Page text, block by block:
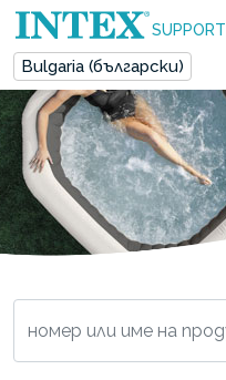
SUPPORT
Bulgaria (български)